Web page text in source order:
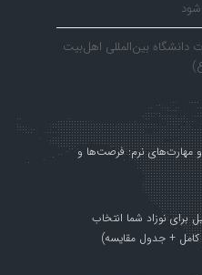
دانشگاه بین‌المللی اهل‌بیت
مهارت‌های نرم: فرصت‌ها و
برای نوزاد شما انتخاب
+ جدول مقایسه)